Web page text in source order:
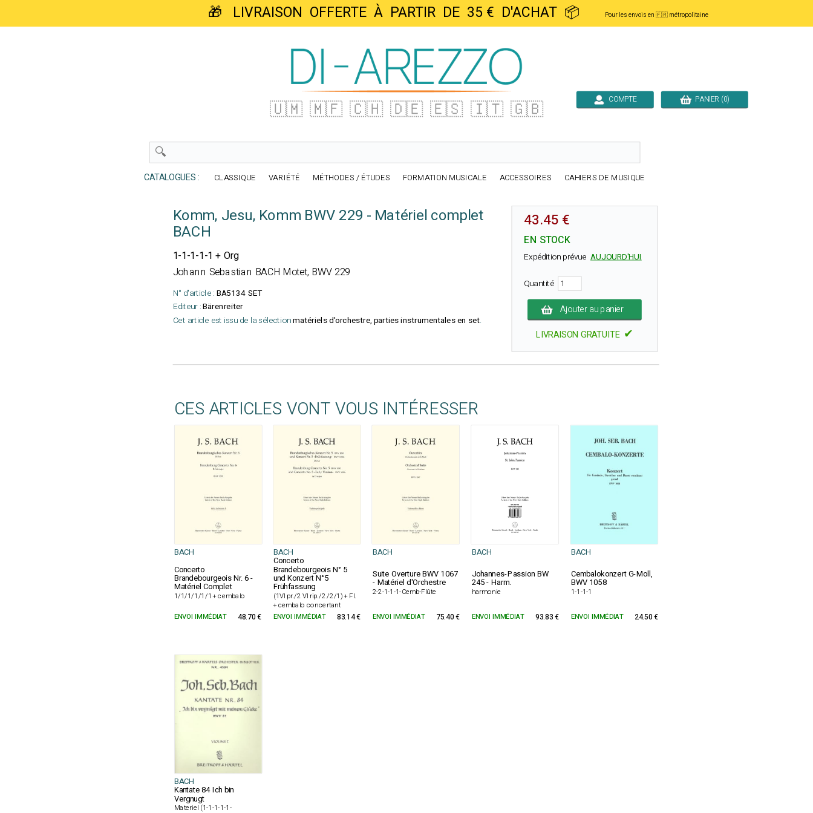
🎁 LIVRAISON OFFERTE À PARTIR DE 35 € D'ACHAT 📦 Pour les envois en 🇫🇷 métropolitaine
🇺🇲 🇲🇫 🇨🇭 🇩🇪 🇪🇸 🇮🇹 🇬🇧 COMPTE PANIER (0)
CATALOGUES : CLASSIQUE VARIÉTÉ MÉTHODES / ÉTUDES FORMATION MUSICALE ACCESSOIRES CAHIERS DE MUSIQUE
Komm, Jesu, Komm BWV 229 - Matériel complet
BACH
1-1-1-1-1 + Org
Johann Sebastian BACH Motet, BWV 229
N° d'article : BA5134 SET
Editeur :Bärenreiter
Cet article est issu de la sélectionmatériels d'orchestre, parties instrumentales en set.
43.45 €
EN STOCK
Expédition prévue AUJOURD'HUI
Quantité
Ajouter au panier
LIVRAISON GRATUITE ✔
CES ARTICLES VONT VOUS INTÉRESSER
BACH BACH BACH BACH
BACH
Concerto
Brandebourgeois Nr. 6 -
Matériel Complet
1/1/1/1/1/1 + cembalo
Concerto
Brandebourgeois N° 5
und Konzert N°5
Frühfassung
(1Vl pr./2 Vl rip./2 /2/1) + Fl.
+ cembalo concertant
Suite Overture BWV 1067
- Matériel d'Orchestre
2-2-1-1-1-Cemb-Flûte
Johannes-Passion BW
245 - Harm.
harmonie
Cembalokonzert G-Moll,
BWV 1058
1-1-1-1
ENVOI IMMÉDIAT 48.70 € ENVOI IMMÉDIAT 83.14 € ENVOI IMMÉDIAT 75.40 € ENVOI IMMÉDIAT 93.83 € ENVOI IMMÉDIAT 24.50 €
BACH
Kantate 84 Ich bin
Vergnugt
Materiel (1-1-1-1-1-